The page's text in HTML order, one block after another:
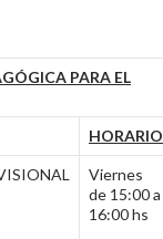
PARA EL
HORARIO
Viernes
de 15:00 a
16:00 hs